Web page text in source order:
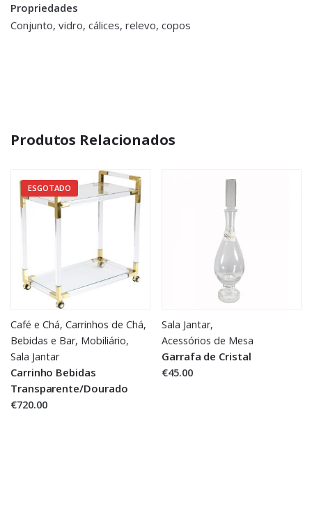
Propriedades
Conjunto, vidro, cálices, relevo, copos
Produtos Relacionados
ESGOTADO
Café e Chá, Carrinhos de Chá,
Bebidas e Bar, Mobiliário,
Sala Jantar
Carrinho Bebidas
Transparente/Dourado
€720.00
Sala Jantar,
Acessórios de Mesa
Garrafa de Cristal
€45.00